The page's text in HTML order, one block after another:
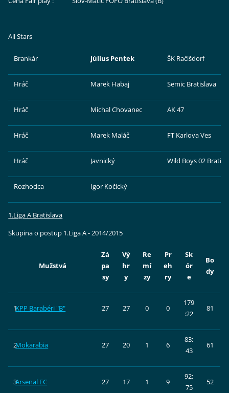
All Stars
Brankár Július Pentek ŠK Račišdorf
Hráč Marek Habaj Semic Bratislava
Hráč Michal Chovanec AK 47
Hráč Marek Maláč FT Karlova Ves
Hráč Javnický Wild Boys 02
Rozhodca Igor Kočický
1.Liga A Bratislava
Skupina o postup 1.Liga A - 2014/2015
Mužstvá
Zá
pa
sy
Vý
hr
y
Re
mí
zy
Pr
eh
ry
Sk
ór
e
Bo
dy
1KPP Barabéri "B" 27 27 0 0
179
:22
81
2Mokarabia 27 20 1 6
83:
43
61
3Arsenal EC 27 17 1 9
92:
75
52